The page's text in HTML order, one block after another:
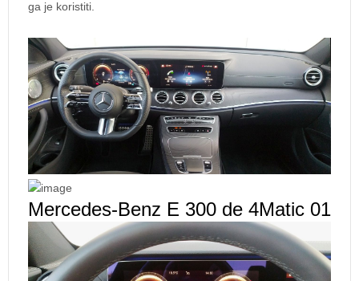
ga je koristiti.
Mercedes-Benz E 300 de 4Matic 01